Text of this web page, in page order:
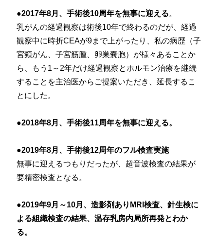
●2017年8月、手術後10周年を無事に迎える。
乳がんの経過観察は術後10年で終わるのだが、経過
観察中に時折CEAが9まで上がったり、私の病歴（子
宮頸がん、子宮筋腫、卵巣嚢胞）が様々あることか
ら、もう1～2年だけ経過観察とホルモン治療を継続
することを主治医からご提案いただき、延長するこ
とにした。
●2018年8月、手術後11周年を無事に迎える。
●2019年8月、手術後12周年のフル検査実施
無事に迎えるつもりだったが、超音波検査の結果が
要精密検査となる。
●2019年9月～10月、造影剤ありMRI検査、針生検に
よる組織検査の結果、温存乳房内局所再発とわか
る。